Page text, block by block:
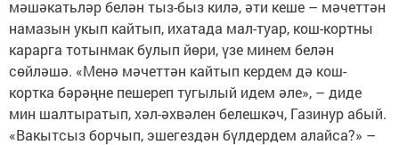
мәшәкатьләр белән тыз-быз килә, әти кеше – мәчеттән
намазын укып кайтып, ихатада мал-туар, кош-кортны
карарга тотынмак булып йөри, үзе минем белән
сөйләшә. «Менә мәчеттән кайтып кердем дә кош-
кортка бәрәңне пешереп тугылый идем әле», – диде
мин шалтыратып, хәл-әхвәлен белешкәч, Газинур абый.
«Вакытсыз борчып, эшегездән бүлдердем алайса?» –